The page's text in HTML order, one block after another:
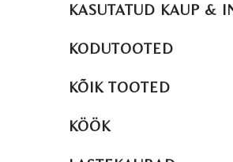
KASUTATUD KAUP &
KODUTOOTED
KÕIK TOOTED
KÖÖK